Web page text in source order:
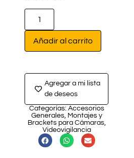
Añadir al carrito
Agregar a mi lista
de deseos
Categorías: Accesorios
Generales, Montajes y
Brackets para Cámaras,
Videovigilancia